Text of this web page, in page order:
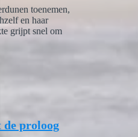
toenemen,
en haar
grijpt snel om
de proloog